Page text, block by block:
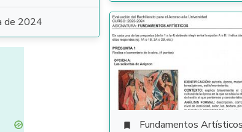
de 2024
 Fundamentos